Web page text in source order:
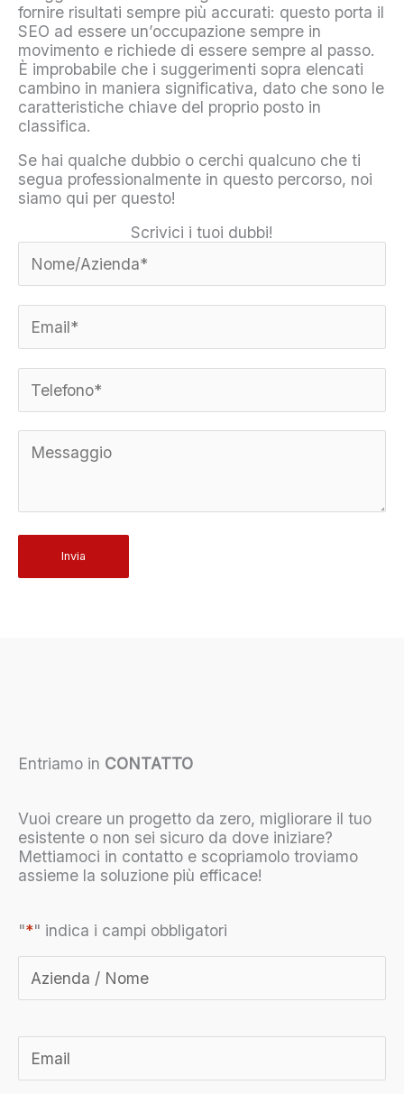
fornire risultati sempre più accurati: questo porta il
SEO ad essere un’occupazione sempre in
movimento e richiede di essere sempre al passo.
È improbabile che i suggerimenti sopra elencati
cambino in maniera significativa, dato che sono le
caratteristiche chiave del proprio posto in
classifica.
Se hai qualche dubbio o cerchi qualcuno che ti
segua professionalmente in questo percorso, noi
siamo qui per questo!
Scrivici i tuoi dubbi!
Entriamo in CONTATTO
Vuoi creare un progetto da zero, migliorare il tuo
esistente o non sei sicuro da dove iniziare?
Mettiamoci in contatto e scopriamolo troviamo
assieme la soluzione più efficace!
"*" indica i campi obbligatori
e
d
ai